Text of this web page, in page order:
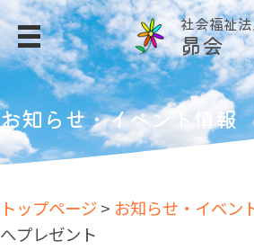
社会福祉
昴会
MENU
トップページ
昴会について
事業所案内
事業所案内
四季の郷
お知らせ・イベント情報
トップページ > お知らせ・イベン
へプレゼント